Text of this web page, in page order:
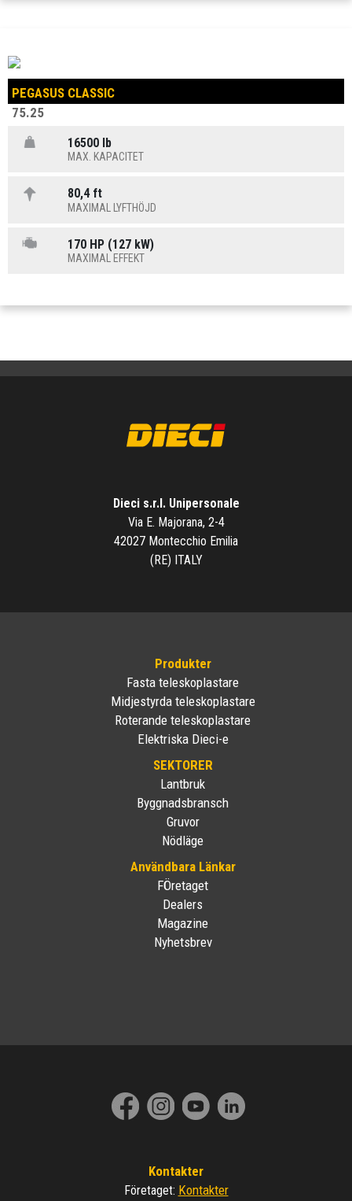
PEGASUS CLASSIC
75.25
16500 lb
MAX. KAPACITET
80,4 ft
MAXIMAL LYFTHÖJD
170 HP (127 kW)
MAXIMAL EFFEKT
Dieci s.r.l. Unipersonale
Via E. Majorana, 2-4
42027 Montecchio Emilia
(RE) ITALY
Produkter
Fasta teleskoplastare
Midjestyrda teleskoplastare
Roterande teleskoplastare
Elektriska Dieci-e
SEKTORER
Lantbruk
Byggnadsbransch
Gruvor
Nödläge
Användbara Länkar
FÖretaget
Dealers
Magazine
Nyhetsbrev
Kontakter
Företaget: Kontakter